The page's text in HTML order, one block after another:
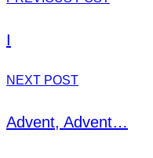
I
NEXT POST
Advent, Advent…